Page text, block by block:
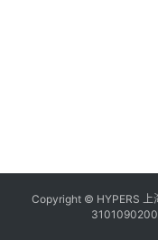
Copyright © HYPERS 上